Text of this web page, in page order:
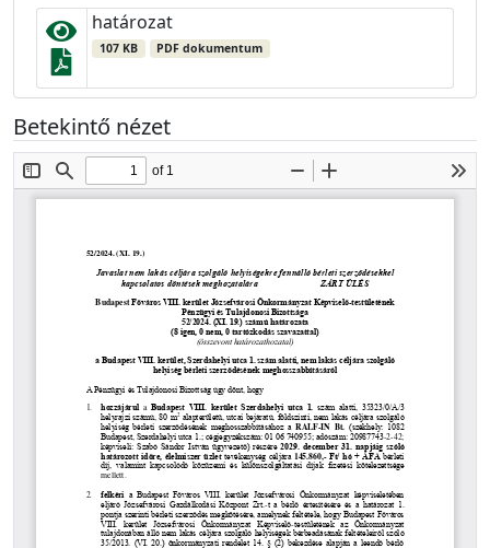
határozat
107 KB PDF dokumentum
Betekintő nézet